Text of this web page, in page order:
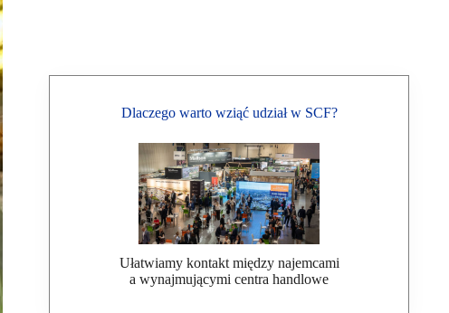
Dlaczego warto wziąć udział w SCF?
Ułatwiamy kontakt między najemcami
a wynajmującymi centra handlowe